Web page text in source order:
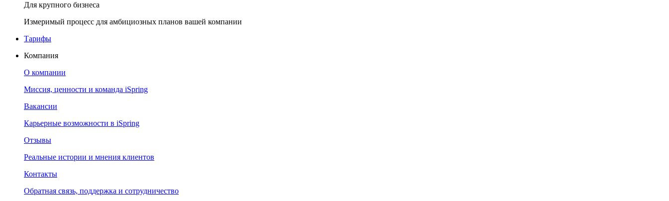
Для крупного бизнеса
Измеримый процесс для амбициозных планов вашей компании
Тарифы
Компания
О компании
Миссия, ценности и команда iSpring
Вакансии
Карьерные возможности в iSpring
Отзывы
Реальные истории и мнения клиентов
Контакты
Обратная связь, поддержка и сотрудничество